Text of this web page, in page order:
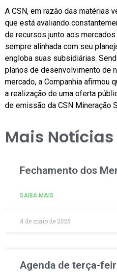
A CSN, em razão das matérias
que está avaliando
de recursos junto aos
sempre alinhada com seu
engloba suas subsidiárias.
planos de desenvolvimento de
mercado, a Companhia afirmou
a realização de uma oferta
de emissão da CSN Mineração
Mais Notícias
Fechamento dos
SAIBA MAIS
4 de maio de 2025
Agenda de terça-